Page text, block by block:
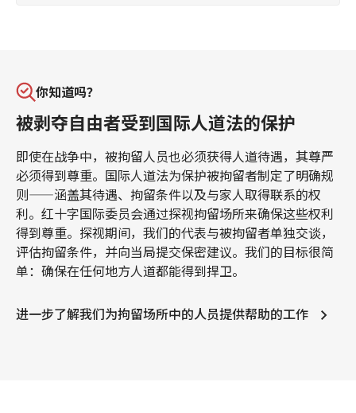
你知道吗？
被剥夺自由者受到国际人道法的保护
即使在战争中，被拘留人员也必须获得人道待遇，其尊严
必须得到尊重。国际人道法为保护被拘留者制定了明确规
则——涵盖其待遇、拘留条件以及与家人取得联系的权
利。红十字国际委员会通过探视拘留场所来确保这些权利
得到尊重。探视期间，我们的代表与被拘留者单独交谈，
评估拘留条件，并向当局提交保密建议。我们的目标很简
单：确保在任何地方人道都能得到捍卫。
进一步了解我们为拘留场所中的人员提供帮助的工作